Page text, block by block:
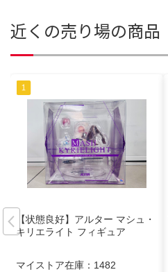
近くの売り場の商品
【状態良好】アルター マシュ・
キリエライト フィギュア
マイストア在庫： 1482